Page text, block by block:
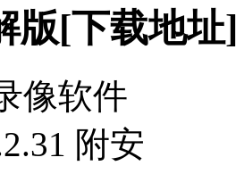
版[下载地址